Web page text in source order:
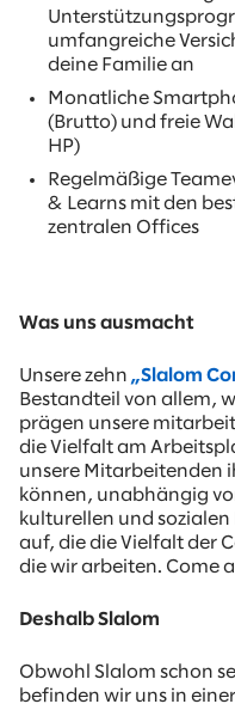
umfangreiche
deine Familie an
Monatliche
(Brutto) und freie
HP)
Regelmäßige
& Learns mit den
zentralen Offices
Was uns ausmacht
Unsere zehn „Slalom
Bestandteil von allem,
prägen unsere
die Vielfalt am
unsere Mitarbeitenden
können, unabhängig
kulturellen und
auf, die die Vielfalt der
die wir arbeiten. Come
Deshalb Slalom
Obwohl Slalom schon
befinden wir uns in